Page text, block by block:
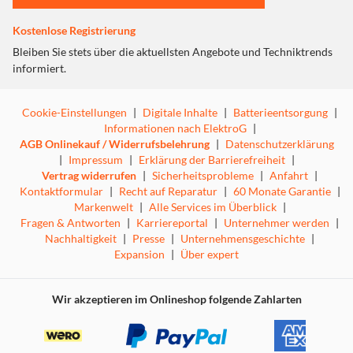
kompatiblen Port (40Gbps, 100W PD, 6K 60Hz Video).
Darüber hinaus bietet der universelle USB-C-Adapter
Kompatibilität mit Chromebook, PC oder USB-C-iPad,
7 unverzichtbare Anschlüsse
Egal, ob Sie Display-Unterstützung benötigen oder Daten
mit hoher Geschwindigkeit übertragen möchten, genießen
Sie 7 Anschlüsse, darunter: HDMI 4K 60Hz, Gigabit
Ethernet, USB 5Gbps, USB-C 5Gbps, MicroSD 104 MB/s,
3,5mm Audio Combo Jack und ein Thunderbolt 4 / USB4
kompatibler Port (40Gbps, 100W PD, 6K, 60Hz Video).
Kompatibilität mit MacBooks von 2016 bis 2021
MacBook Pro oder MacBook Air von 2016 bis 2021 und
Schnelles Laden
Kostenlose Registrierung
Bleiben Sie stets über die aktuellsten Angebote und Techniktrends
informiert.
Cookie-Einstellungen | Digitale Inhalte | Batterieentsorgung |
Informationen nach ElektroG |
AGB Onlinekauf / Widerrufsbelehrung | Datenschutzerklärung
| Impressum | Erklärung der Barrierefreiheit |
Vertrag widerrufen | Sicherheitsprobleme | Anfahrt |
Kontaktformular | Recht auf Reparatur | 60 Monate Garantie |
Markenwelt | Alle Services im Überblick |
Fragen & Antworten | Karriereportal | Unternehmer werden |
Nachhaltigkeit | Presse | Unternehmensgeschichte |
Expansion | Über expert
Wir akzeptieren im Onlineshop folgende Zahlarten